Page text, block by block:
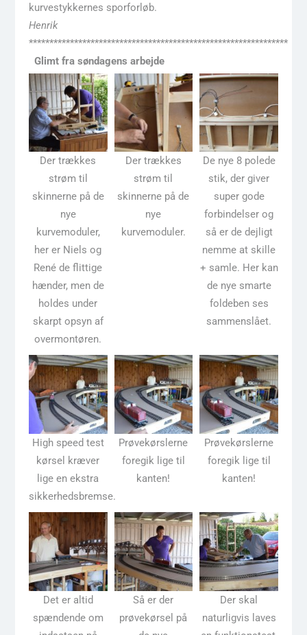
kurvestykkernes sporforløb.
Henrik
***************************************************************
Glimt fra søndagens arbejde
Der trækkes
strøm til
skinnerne på de
nye
kurvemoduler,
her er Niels og
René de flittige
hænder, men de
holdes under
skarpt opsyn af
overmontøren.
Der trækkes
strøm til
skinnerne på de
nye
kurvemoduler.
De nye 8 polede
stik, der giver
super gode
forbindelser og
så er de dejligt
nemme at skille
+ samle. Her kan
de nye smarte
foldeben ses
sammenslået.
High speed test
kørsel kræver
lige en ekstra
sikkerhedsbremse.
Prøvekørslerne
foregik lige til
kanten!
Prøvekørslerne
foregik lige til
kanten!
Det er altid
spændende om
Så er der
prøvekørsel på
Der skal
naturligvis laves